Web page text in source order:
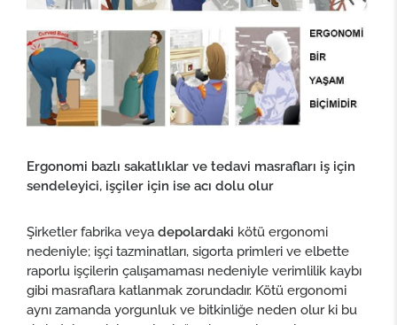
Ergonomi bazlı sakatlıklar ve tedavi masrafları iş için
sendeleyici, işçiler için ise acı dolu olur
Şirketler fabrika veya depolardaki kötü ergonomi
nedeniyle; işçi tazminatları, sigorta primleri ve elbette
raporlu işçilerin çalışamaması nedeniyle verimlilik kaybı
gibi masraflara katlanmak zorundadır. Kötü ergonomi
aynı zamanda yorgunluk ve bitkinliğe neden olur ki bu